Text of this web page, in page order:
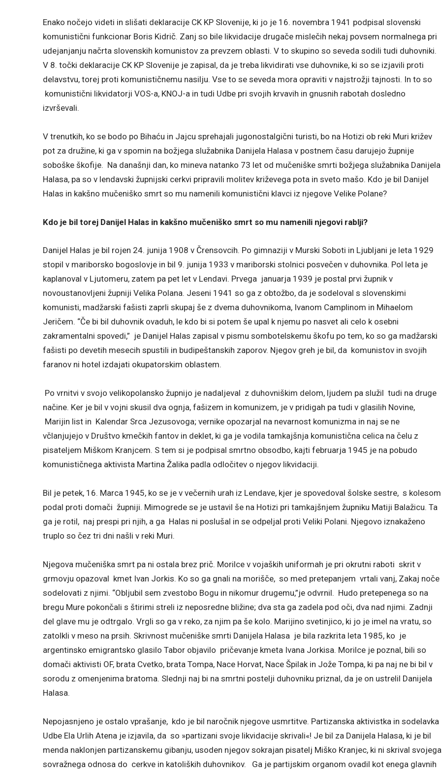
Enako nočejo videti in slišati deklaracije CK KP Slovenije, ki jo je 16. novembra 1941 podpisal slovenski
komunistični funkcionar Boris Kidrič. Zanj so bile likvidacije drugače mislečih nekaj povsem normalnega pri
udejanjanju načrta slovenskih komunistov za prevzem oblasti. V to skupino so seveda sodili tudi duhovniki.
V 8. točki deklaracije CK KP Slovenije je zapisal, da je treba likvidirati vse duhovnike, ki so se izjavili proti
delavstvu, torej proti komunističnemu nasilju. Vse to se seveda mora opraviti v najstrožji tajnosti. In to so
komunistični likvidatorji VOS-a, KNOJ-a in tudi Udbe pri svojih krvavih in gnusnih rabotah dosledno
izvrševali.
V trenutkih, ko se bodo po Bihaću in Jajcu sprehajali jugonostalgični turisti, bo na Hotizi ob reki Muri križev
pot za družine, ki ga v spomin na božjega služabnika Danijela Halasa v postnem času darujejo župnije
soboške škofije. Na današnji dan, ko mineva natanko 73 let od mučeniške smrti božjega služabnika Danijela
Halasa, pa so v lendavski župnijski cerkvi pripravili molitev križevega pota in sveto mašo. Kdo je bil Danijel
Halas in kakšno mučeniško smrt so mu namenili komunistični klavci iz njegove Velike Polane?
Kdo je bil torej Danijel Halas in kakšno mučeniško smrt so mu namenili njegovi rablji?
Danijel Halas je bil rojen 24. junija 1908 v Črensovcih. Po gimnaziji v Murski Soboti in Ljubljani je leta 1929
stopil v mariborsko bogoslovje in bil 9. junija 1933 v mariborski stolnici posvečen v duhovnika. Pol leta je
kaplanoval v Ljutomeru, zatem pa pet let v Lendavi. Prvega januarja 1939 je postal prvi župnik v
novoustanovljeni župniji Velika Polana. Jeseni 1941 so ga z obtožbo, da je sodeloval s slovenskimi
komunisti, madžarski fašisti zaprli skupaj še z dvema duhovnikoma, Ivanom Camplinom in Mihaelom
Jeričem. “Če bi bil duhovnik ovaduh, le kdo bi si potem še upal k njemu po nasvet ali celo k osebni
zakramentalni spovedi,” je Danijel Halas zapisal v pismu sombotelskemu škofu po tem, ko so ga madžarski
fašisti po devetih mesecih spustili in budipeštanskih zaporov. Njegov greh je bil, da komunistov in svojih
faranov ni hotel izdajati okupatorskim oblastem.
Po vrnitvi v svojo velikopolansko župnijo je nadaljeval z duhovniškim delom, ljudem pa služil tudi na druge
načine. Ker je bil v vojni skusil dva ognja, fašizem in komunizem, je v pridigah pa tudi v glasilih Novine,
Marijin list in Kalendar Srca Jezusovoga; vernike opozarjal na nevarnost komunizma in naj se ne
včlanjujejo v Društvo kmečkih fantov in deklet, ki ga je vodila tamkajšnja komunistična celica na čelu z
pisateljem Miškom Kranjcem. S tem si je podpisal smrtno obsodbo, kajti februarja 1945 je na pobudo
komunističnega aktivista Martina Žalika padla odločitev o njegov likvidaciji.
Bil je petek, 16. Marca 1945, ko se je v večernih urah iz Lendave, kjer je spovedoval šolske sestre, s kolesom
podal proti domači župniji. Mimogrede se je ustavil še na Hotizi pri tamkajšnjem župniku Matiji Balažicu. Ta
ga je rotil, naj prespi pri njih, a ga Halas ni poslušal in se odpeljal proti Veliki Polani. Njegovo iznakaženo
truplo so čez tri dni našli v reki Muri.
Njegova mučeniška smrt pa ni ostala brez prič. Morilce v vojaških uniformah je pri okrutni raboti skrit v
grmovju opazoval kmet Ivan Jorkis. Ko so ga gnali na morišče, so med pretepanjem vrtali vanj, Zakaj noče
sodelovati z njimi. “Obljubil sem zvestobo Bogu in nikomur drugemu,”je odvrnil. Hudo pretepenega so na
bregu Mure pokončali s štirimi streli iz neposredne bližine; dva sta ga zadela pod oči, dva nad njimi. Zadnji
del glave mu je odtrgalo. Vrgli so ga v reko, za njim pa še kolo. Marijino svetinjico, ki jo je imel na vratu, so
zatolkli v meso na prsih. Skrivnost mučeniške smrti Danijela Halasa je bila razkrita leta 1985, ko je
argentinsko emigrantsko glasilo Tabor objavilo pričevanje kmeta Ivana Jorkisa. Morilce je poznal, bili so
domači aktivisti OF, brata Cvetko, brata Tompa, Nace Horvat, Nace Špilak in Jože Tompa, ki pa naj ne bi bil v
sorodu z omenjenima bratoma. Slednji naj bi na smrtni postelji duhovniku priznal, da je on ustrelil Danijela
Halasa.
Nepojasnjeno je ostalo vprašanje, kdo je bil naročnik njegove usmrtitve. Partizanska aktivistka in sodelavka
Udbe Ela Urlih Atena je izjavila, da so »partizani svoje likvidacije skrivali«! Je bil za Danijela Halasa, ki je bil
menda naklonjen partizanskemu gibanju, usoden njegov sokrajan pisatelj Miško Kranjec, ki ni skrival svojega
sovražnega odnosa do cerkve in katoliških duhovnikov. Ga je partijskim organom ovadil kot enega glavnih